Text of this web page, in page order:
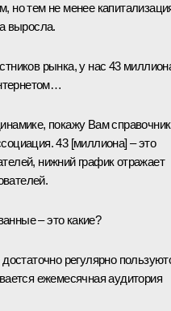
но тем не менее
выросла.
рынка, у нас 43
покажу Вам
43 [миллиона] – это
нижний график отражает
– это какие?
регулярно
ежемесячная аудитория